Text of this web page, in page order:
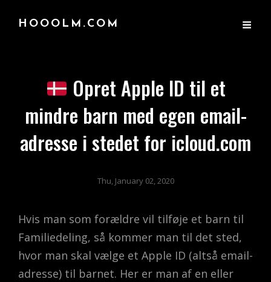
HOOOLM.COM
Opret Apple ID til et
mindre barn med egen email-
adresse i stedet for icloud.com
Thu, January 02, 2020
Hvis man som forældre vil tilføje et barn til
Familiedeling, så kommer man til det sted,
hvor man skal vælge et Apple ID (altså email-
adresse) til barnet. Her er man af en eller